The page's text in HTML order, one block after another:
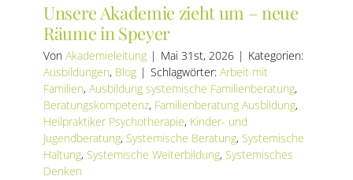
SEMINARE / KURSE
AKTUELLES
SERVICE
SUCHE
NACH:
Unsere Akademie zieht um – neue
Räume in Speyer
Von Akademieleitung | Mai 31st, 2026 | Kategorien:
Ausbildungen, Blog | Schlagwörter: Arbeit mit
Familien, Ausbildung systemische Familienberatung,
Beratungskompetenz, Familienberatung Ausbildung,
Heilpraktiker Psychotherapie, Kinder- und
Jugendberatung, Systemische Beratung, Systemische
Haltung, Systemische Weiterbildung, Systemisches
Denken